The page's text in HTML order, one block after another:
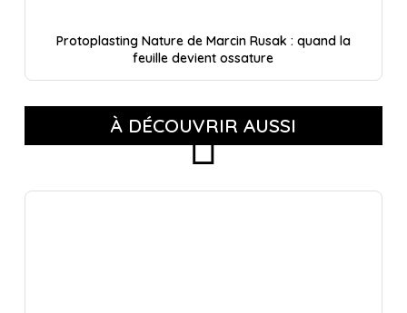
Protoplasting Nature de Marcin Rusak : quand la
feuille devient ossature
À DÉCOUVRIR AUSSI